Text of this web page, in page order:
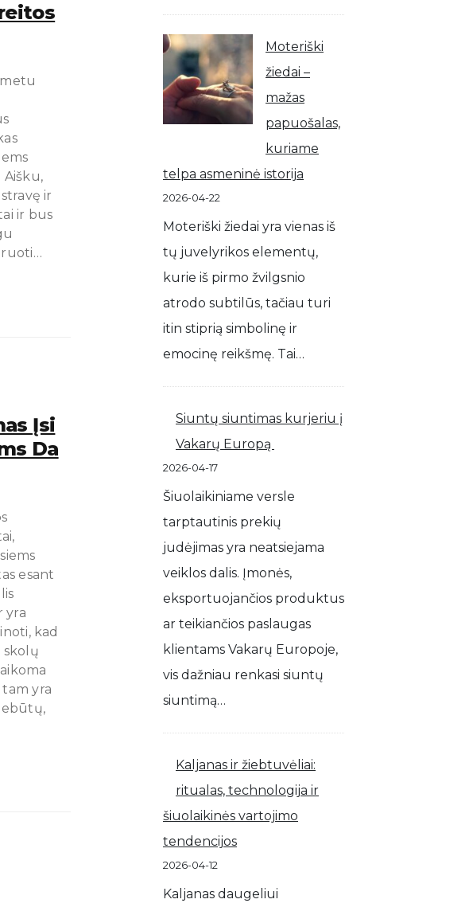
Aišku,
ir
ir bus
Įsi
Da
esant
yra
kad
skolų
yra
Moteriški
žiedai –
mažas
papuošalas,
kuriame
telpa asmeninė istorija
2026-04-22
Moteriški žiedai yra vienas iš
tų juvelyrikos elementų,
kurie iš pirmo žvilgsnio
atrodo subtilūs, tačiau turi
itin stiprią simbolinę ir
emocinę reikšmę. Tai…
Siuntų siuntimas kurjeriu į
Vakarų Europą
2026-04-17
Šiuolaikiniame versle
tarptautinis prekių
judėjimas yra neatsiejama
veiklos dalis. Įmonės,
eksportuojančios produktus
ar teikiančios paslaugas
klientams Vakarų Europoje,
vis dažniau renkasi siuntų
siuntimą…
Kaljanas ir žiebtuvėliai:
ritualas, technologija ir
šiuolaikinės vartojimo
tendencijos
2026-04-12
Kaljanas daugeliui